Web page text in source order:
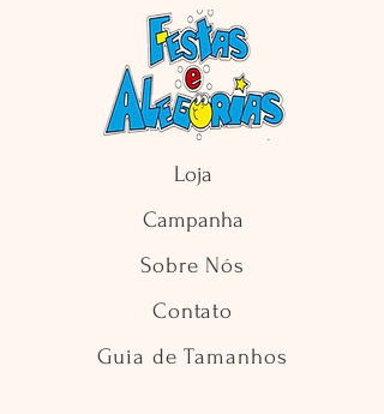
Loja
Campanha
Sobre Nós
Contato
Guia de Tamanhos